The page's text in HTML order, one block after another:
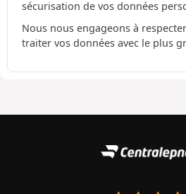
sécurisation de vos données
Nous nous engageons à
traiter vos données avec le plus